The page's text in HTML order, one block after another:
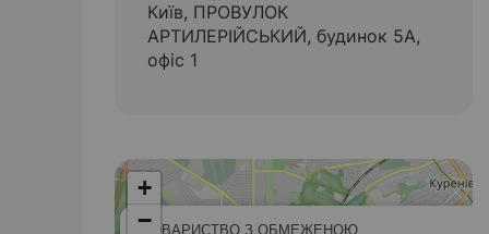
Київ, ПРОВУЛОК
АРТИЛЕРІЙСЬКИЙ, будинок 5А,
офіс 1
ТОВАРИСТВО З ОБМЕЖЕНОЮ
+
−